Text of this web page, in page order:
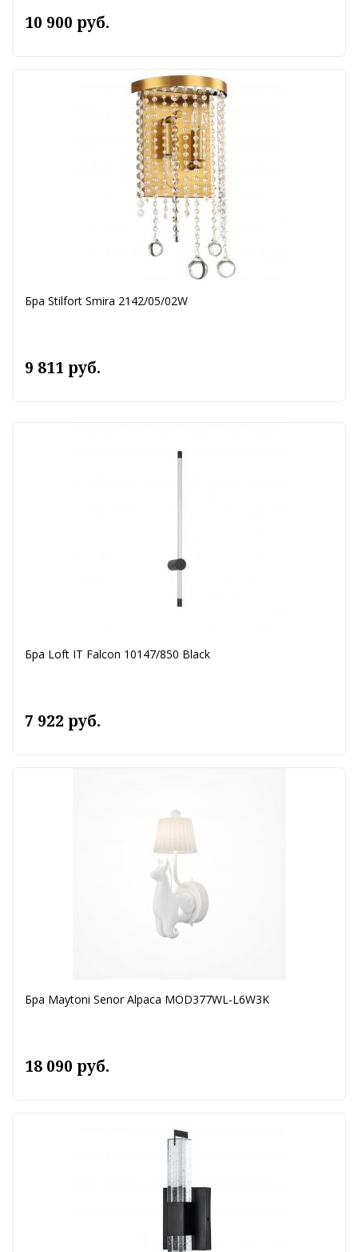
10 900 руб.
Бра Stilfort Smira 2142/05/02W
9 811 руб.
Бра Loft IT Falcon 10147/850 Black
7 922 руб.
Бра Maytoni Senor Alpaca MOD377WL-L6W3K
18 090 руб.